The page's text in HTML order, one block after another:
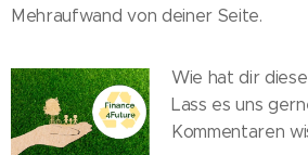
Mehraufwand von deiner Seite.
Wie hat dir
Lass es uns
Kommentaren